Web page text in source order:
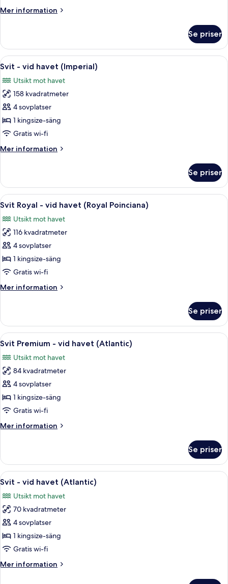
säng
mot
resort
Mer information
Mer
-
queensize-
-
utsikt
resort
Se priser
Öppna
alla
foton
för
Svit
-
vid
(Imperial)
Ett rymligt vardagsrum med en böjd
6
Svit - vid havet (Imperial)
Utsikt mot havet
158 kvadratmeter
4 sovplatser
1 kingsize-säng
Gratis wi-fi
Mer information
Mer
-
vid
havet
(Imperial)
Se priser
Öppna
alla
foton
för
Svit
Royal
-
havet
Ett rymligt vardagsrum med ett
5
Svit Royal - vid havet (Royal Poinciana)
Utsikt mot havet
116 kvadratmeter
4 sovplatser
1 kingsize-säng
Gratis wi-fi
Mer information
Mer
Royal
vid
(Royal
Poinciana)
Se priser
Öppna
alla
foton
för
Svit
Premium
-
havet
Ett hotellrum med en balkong, en
5
Svit Premium - vid havet (Atlantic)
Utsikt mot havet
84 kvadratmeter
4 sovplatser
1 kingsize-säng
Gratis wi-fi
Mer information
Mer
Premium
vid
(Atlantic)
Se priser
Öppna
alla
foton
för
Svit
-
vid
(Atlantic)
Ett hotellrum med en stor balkong,
3
Svit - vid havet (Atlantic)
Utsikt mot havet
70 kvadratmeter
4 sovplatser
1 kingsize-säng
Gratis wi-fi
Mer information
Mer